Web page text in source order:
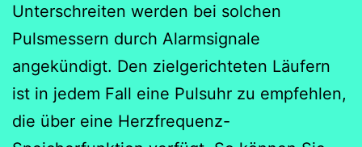
Unterschreiten werden bei solchen
Pulsmessern durch Alarmsignale
angekündigt. Den zielgerichteten Läufern
ist in jedem Fall eine Pulsuhr zu empfehlen,
die über eine Herzfrequenz-